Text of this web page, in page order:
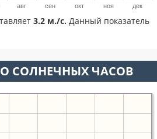
авг сен окт ноя дек
3.2 м./с. Данный показатель
СОЛНЕЧНЫХ ЧАСОВ